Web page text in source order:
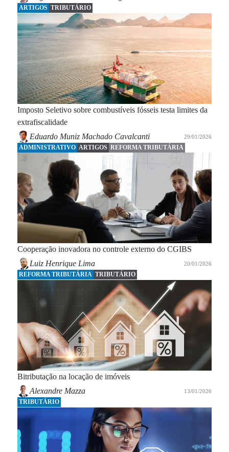
ARTIGOS TRIBUTÁRIO
Imposto Seletivo sobre combustíveis fósseis testa limites da
extrafiscalidade
Eduardo Muniz Machado Cavalcanti
29/01/2026
ADMINISTRATIVO ARTIGOS REFORMA TRIBUTÁRIA
Cooperação inovadora no controle externo do CGIBS
Luiz Henrique Lima
20/01/2026
REFORMA TRIBUTÁRIA TRIBUTÁRIO
Bitributação na locação de imóveis
Alexandre Mazza
13/01/2026
TRIBUTÁRIO